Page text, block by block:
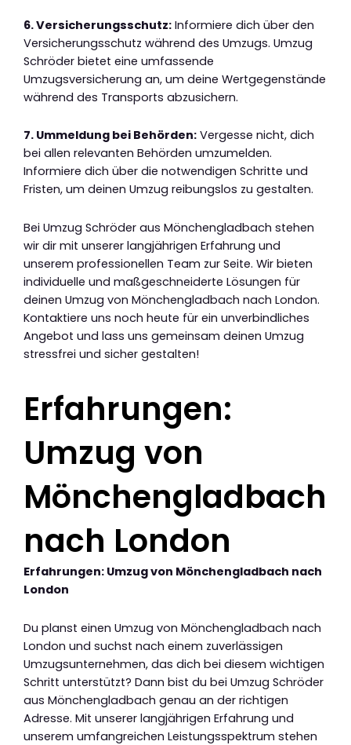
6. Versicherungsschutz: Informiere dich über den
Versicherungsschutz während des Umzugs. Umzug
Schröder bietet eine umfassende
Umzugsversicherung an, um deine Wertgegenstände
während des Transports abzusichern.
7. Ummeldung bei Behörden: Vergesse nicht, dich
bei allen relevanten Behörden umzumelden.
Informiere dich über die notwendigen Schritte und
Fristen, um deinen Umzug reibungslos zu gestalten.
Bei Umzug Schröder aus Mönchengladbach stehen
wir dir mit unserer langjährigen Erfahrung und
unserem professionellen Team zur Seite. Wir bieten
individuelle und maßgeschneiderte Lösungen für
deinen Umzug von Mönchengladbach nach London.
Kontaktiere uns noch heute für ein unverbindliches
Angebot und lass uns gemeinsam deinen Umzug
stressfrei und sicher gestalten!
Erfahrungen:
Umzug von
Mönchengladbach
nach London
Erfahrungen: Umzug von Mönchengladbach nach
London
Du planst einen Umzug von Mönchengladbach nach
London und suchst nach einem zuverlässigen
Umzugsunternehmen, das dich bei diesem wichtigen
Schritt unterstützt? Dann bist du bei Umzug Schröder
aus Mönchengladbach genau an der richtigen
Adresse. Mit unserer langjährigen Erfahrung und
unserem umfangreichen Leistungsspektrum stehen